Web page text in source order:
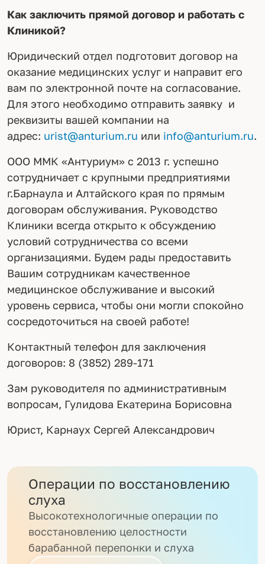
Как заключить прямой договор и работать с
Клиникой?
Юридический отдел подготовит договор на
оказание медицинских услуг и направит его
вам по электронной почте на согласование.
Для этого необходимо отправить заявку и
реквизиты вашей компании на
адрес: urist@anturium.ru или info@anturium.ru.
ООО ММК «Антуриум» с 2013 г. успешно
сотрудничает с крупными предприятиями
г.Барнаула и Алтайского края по прямым
договорам обслуживания. Руководство
Клиники всегда открыто к обсуждению
условий сотрудничества со всеми
организациями. Будем рады предоставить
Вашим сотрудникам качественное
медицинское обслуживание и высокий
уровень сервиса, чтобы они могли спокойно
сосредоточиться на своей работе!
Контактный телефон для заключения
договоров: 8 (3852) 289-171
Зам руководителя по административным
вопросам, Гулидова Екатерина Борисовна
Юрист, Карнаух Сергей Александрович
Операции по восстановлению
слуха
Высокотехнологичные операции по
восстановлению целостности
барабанной перепонки и слуха